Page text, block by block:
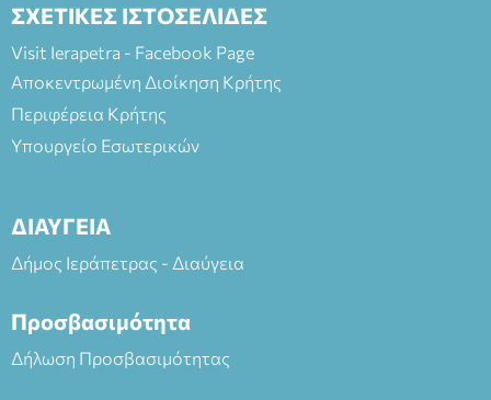
ΣΧΕΤΙΚΕΣ ΙΣΤΟΣΕΛΙΔΕΣ
Visit Ierapetra - Facebook Page
Αποκεντρωμένη Διοίκηση Κρήτης
Περιφέρεια Κρήτης
Υπουργείο Εσωτερικών
ΔΙΑΥΓΕΙΑ
Δήμος Ιεράπετρας - Διαύγεια
Προσβασιμότητα
Δήλωση Προσβασιμότητας